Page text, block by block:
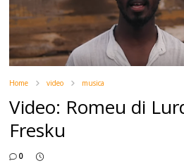
Home video musica
Video: Romeu di
Fresku
0